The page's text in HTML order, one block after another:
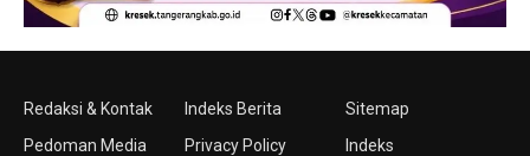
Redaksi & Kontak
Pedoman Media
Indeks Berita
Privacy Policy
Sitemap
Indeks